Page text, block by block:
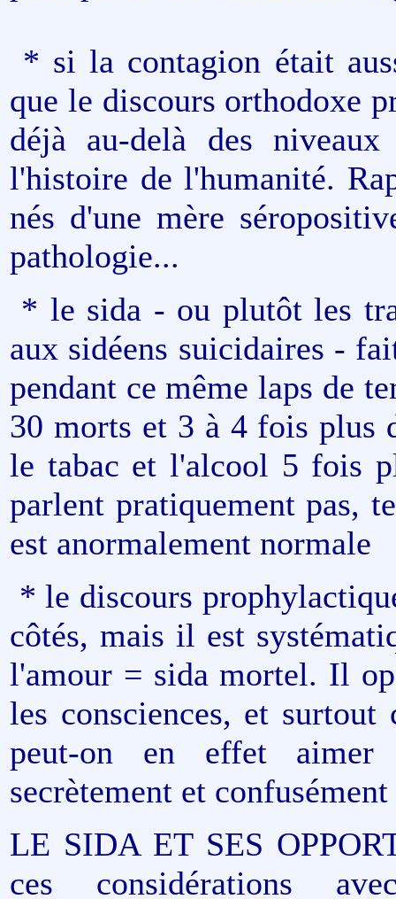
* si la contagion était
que le discours orthodoxe
déjà au-delà des
l'histoire de l'humanité.
nés d'une mère
pathologie...
* le sida - ou plutôt les
aux sidéens suicidaires -
pendant ce même laps de
30 morts et 3 à 4 fois plus
le tabac et l'alcool 5 fois
parlent pratiquement pas,
est anormalement normale
* le discours
côtés, mais il est
l'amour = sida mortel. Il
les consciences, et surtout
peut-on en effet
secrètement et
LE SIDA ET SES
ces considérations